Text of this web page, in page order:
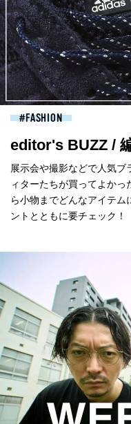
FASHION
editor's BUZZ /
展示会や撮影などで人気
ィターたちが買ってよか
ら小物までどんなアイテム
ントとともに要チェック！